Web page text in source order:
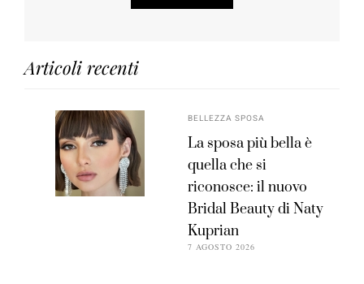
Articoli recenti
BELLEZZA SPOSA
La sposa più bella è
quella che si
riconosce: il nuovo
Bridal Beauty di Naty
Kuprian
7 AGOSTO 2026